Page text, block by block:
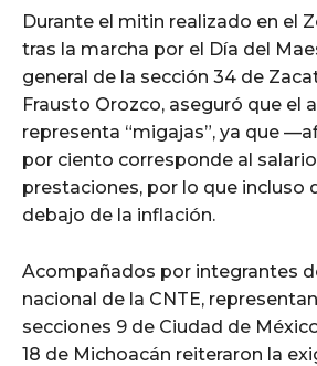
Durante el mitin realizado en el
tras la marcha por el Día del
general de la sección 34 de
Frausto Orozco, aseguró que el
representa “migajas”, ya que
por ciento corresponde al
prestaciones, por lo que incluso
debajo de la inflación.
Acompañados por integrantes
nacional de la CNTE,
secciones 9 de Ciudad de
18 de Michoacán reiteraron la